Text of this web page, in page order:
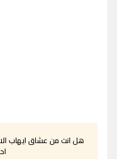
هل انت من عشاق ايهاب